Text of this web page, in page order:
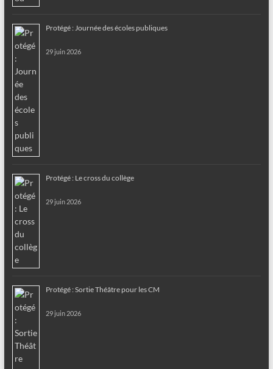
Protégé : Journée des écoles publiques
29 juin 2026
Protégé : Le cross du collège
29 juin 2026
Protégé : Sortie Théâtre pour les CM
29 juin 2026